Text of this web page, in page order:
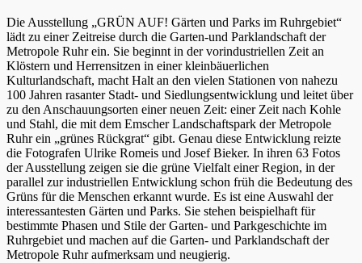
Die Ausstellung „GRÜN AUF! Gärten und Parks im Ruhrgebiet“
lädt zu einer Zeitreise durch die Garten-und Parklandschaft der
Metropole Ruhr ein. Sie beginnt in der vorindustriellen Zeit an
Klöstern und Herrensitzen in einer kleinbäuerlichen
Kulturlandschaft, macht Halt an den vielen Stationen von nahezu
100 Jahren rasanter Stadt- und Siedlungsentwicklung und leitet über
zu den Anschauungsorten einer neuen Zeit: einer Zeit nach Kohle
und Stahl, die mit dem Emscher Landschaftspark der Metropole
Ruhr ein „grünes Rückgrat“ gibt. Genau diese Entwicklung reizte
die Fotografen Ulrike Romeis und Josef Bieker. In ihren 63 Fotos
der Ausstellung zeigen sie die grüne Vielfalt einer Region, in der
parallel zur industriellen Entwicklung schon früh die Bedeutung des
Grüns für die Menschen erkannt wurde. Es ist eine Auswahl der
interessantesten Gärten und Parks. Sie stehen beispielhaft für
bestimmte Phasen und Stile der Garten- und Parkgeschichte im
Ruhrgebiet und machen auf die Garten- und Parklandschaft der
Metropole Ruhr aufmerksam und neugierig.